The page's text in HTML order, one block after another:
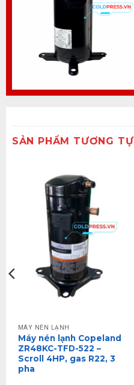
SẢN PHẨM TƯƠNG TỰ
MÁY NÉN LẠNH
Máy nén lạnh Copeland
ZR48KC-TFD-522 –
Scroll 4HP, gas R22, 3
pha